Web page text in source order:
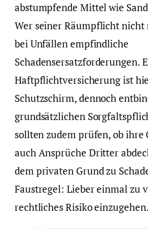
abstumpfende Mittel wie
Wer seiner Räumpflicht
bei Unfällen empfindliche
Schadensersatzforderungen.
Haftpflichtversicherung ist
Schutzschirm, dennoch
grundsätzlichen
sollten zudem prüfen, ob ihre
auch Ansprüche Dritter
dem privaten Grund zu
Faustregel: Lieber einmal zu
rechtliches Risiko einzugehen.